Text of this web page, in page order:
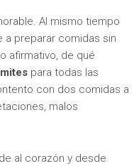
Al mismo tiempo
a preparar comidas sin
afirmativo, de qué
para todas las
con dos comidas a
malos
al corazón y desde